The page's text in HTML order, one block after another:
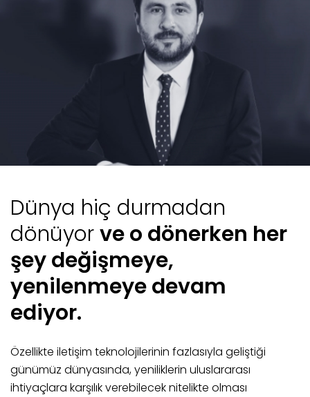
Dünya hiç durmadan
dönüyorve o dönerken her
şey değişmeye,
yenilenmeye devam
ediyor.
Özellikte iletişim teknolojilerinin fazlasıyla geliştiği
günümüz dünyasında, yeniliklerin uluslararası
ihtiyaçlara karşılık verebilecek nitelikte olması